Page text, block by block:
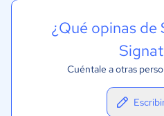
¿Qué opinas de
Cuéntale a otras